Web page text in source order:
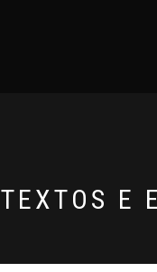
TEXTOS E